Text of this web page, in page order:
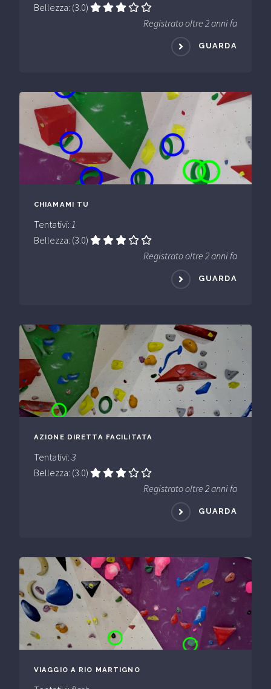
Bellezza: (3.0)
Registrato oltre 2 anni fa
GUARDA
CHIAMAMI TU
Tentativi: 1
Bellezza: (3.0)
Registrato oltre 2 anni fa
GUARDA
AZIONE DIRETTA FACILITATA
Tentativi: 3
Bellezza: (3.0)
Registrato oltre 2 anni fa
GUARDA
VIAGGIO A RIO MARTIGNO